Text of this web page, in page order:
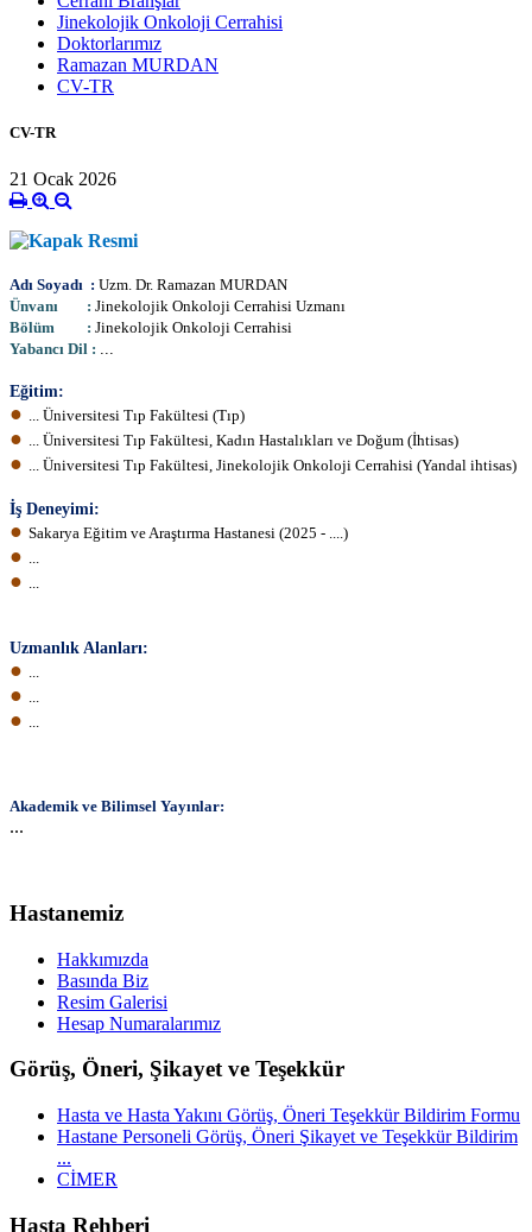
Jinekolojik Onkoloji Cerrahisi
Doktorlarımız
Ramazan MURDAN
CV-TR
CV-TR
21 Ocak 2026
Adı Soyadı : Uzm. Dr. Ramazan MURDAN
Ünvanı : Jinekolojik Onkoloji Cerrahisi Uzmanı
Bölüm : Jinekolojik Onkoloji Cerrahisi
Yabancı Dil : ...
Eğitim:
● ... Üniversitesi Tıp Fakültesi (Tıp)
● ... Üniversitesi Tıp Fakültesi, Kadın Hastalıkları ve Doğum (İhtisas)
● ... Üniversitesi Tıp Fakültesi, Jinekolojik Onkoloji Cerrahisi (Yandal ihtisas)
İş Deneyimi:
● Sakarya Eğitim ve Araştırma Hastanesi (2025 - ....)
● ...
● ...
Uzmanlık Alanları:
● ...
● ...
● ...
Akademik ve Bilimsel Yayınlar:
...
Hastanemiz
Hakkımızda
Basında Biz
Resim Galerisi
Hesap Numaralarımız
Görüş, Öneri, Şikayet ve Teşekkür
Hasta ve Hasta Yakını Görüş, Öneri Teşekkür Bildirim Formu
Hastane Personeli Görüş, Öneri Şikayet ve Teşekkür Bildirim
...
CİMER
Hasta Rehberi